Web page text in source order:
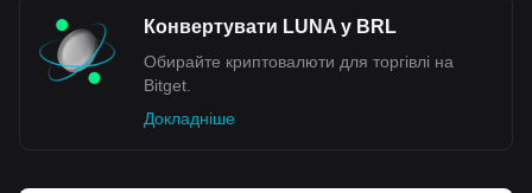
Конвертувати LUNA у BRL
Обирайте криптовалюти для торгівлі на
Bitget.
Докладніше